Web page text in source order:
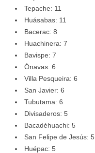
Tepache: 11
Huásabas: 11
Bacerac: 8
Huachinera: 7
Bavispe: 7
Ónavas: 6
Villa Pesqueira: 6
San Javier: 6
Tubutama: 6
Divisaderos: 5
Bacadéhuachi: 5
San Felipe de Jesús: 5
Huépac: 5